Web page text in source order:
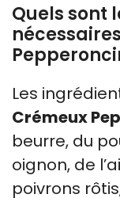
Quels sont
Les
Crémeux
beurre, du
oignon, de
poivrons